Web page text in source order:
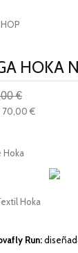
HOKA
€
70,00 €
Hoka
Run: